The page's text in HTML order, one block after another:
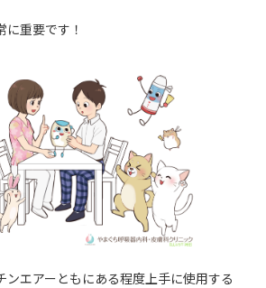
重要です！
ンエアーともにある程度上手に使用する